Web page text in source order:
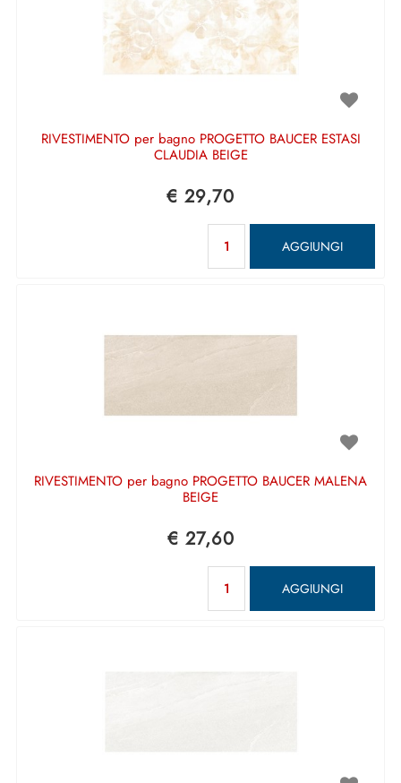
RIVESTIMENTO per bagno PROGETTO BAUCER ESTASI
CLAUDIA BEIGE
€ 29,70
AGGIUNGI
RIVESTIMENTO per bagno PROGETTO BAUCER MALENA
BEIGE
€ 27,60
AGGIUNGI